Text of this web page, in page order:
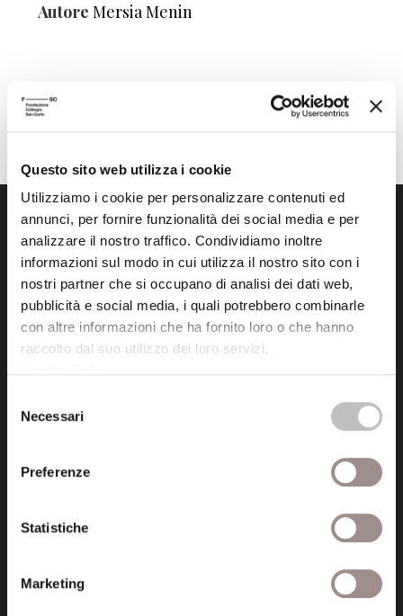
Questo sito web utilizza i cookie
Utilizziamo i cookie per personalizzare contenuti ed
annunci, per fornire funzionalità dei social media e per
analizzare il nostro traffico. Condividiamo inoltre
informazioni sul modo in cui utilizza il nostro sito con i
nostri partner che si occupano di analisi dei dati web,
pubblicità e social media, i quali potrebbero combinarle
con altre informazioni che ha fornito loro o che hanno
raccolto dal suo utilizzo dei loro servizi.
delNecessari
Preferenze
Statistiche
Marketing
Autore Mersia Menin
Fondazione Collegio San Carlo
Via San Carlo 5